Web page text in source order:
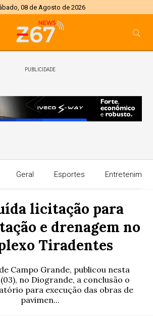
08 de Agosto de 2026
PUBLICIDADE
Geral Esportes
licitação para
e drenagem no
Tiradentes
Campo Grande, publicou nesta
no Diogrande, a conclusão o
para execução das obras de
pavimen...